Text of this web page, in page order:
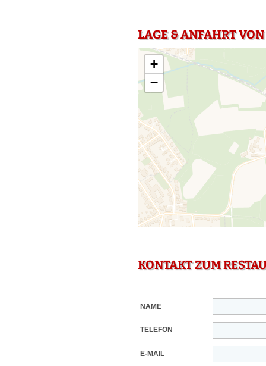
LAGE & ANFAHRT
+
−
KONTAKT ZUM
NAME
TELEFON
E-MAIL